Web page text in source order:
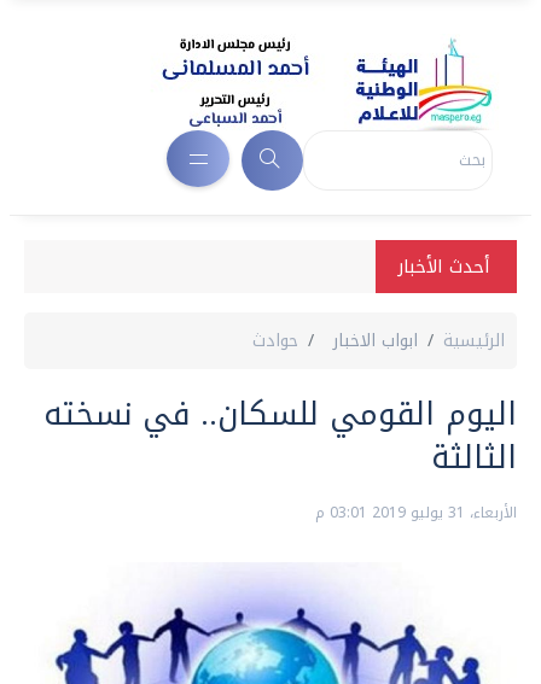
أحدث الأخبار
الرئيسية ابواب الاخبار حوادث
اليوم القومي للسكان.. في نسخته
الثالثة
الأربعاء، 31 يوليو 2019 03:01 م